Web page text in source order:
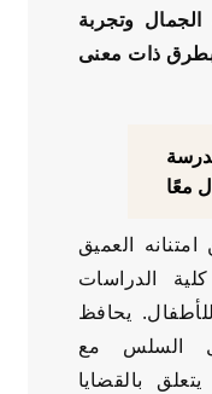
وتجربة
معًا
العميق
الدراسات
يحافظ
السلس مع
بالقضايا